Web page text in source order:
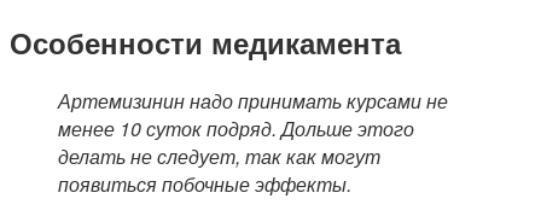
Особенности медикамента
Артемизинин надо принимать курсами не
менее 10 суток подряд. Дольше этого
делать не следует, так как могут
появиться побочные эффекты.